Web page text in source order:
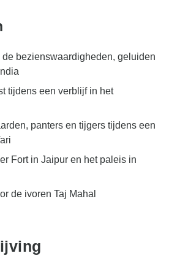
bezienswaardigheden, geluiden
tijdens een verblijf in het
panters en tijgers tijdens een
Fort in Jaipur en het paleis in
de ivoren Taj Mahal